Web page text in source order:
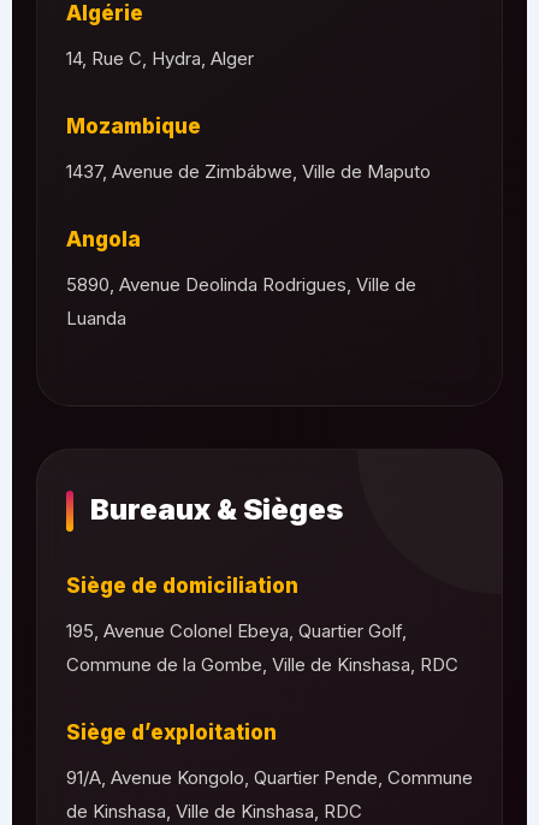
Algérie
14, Rue C, Hydra, Alger
Mozambique
1437, Avenue de Zimbábwe, Ville de Maputo
Angola
5890, Avenue Deolinda Rodrigues, Ville de
Luanda
Bureaux & Sièges
Siège de domiciliation
195, Avenue Colonel Ebeya, Quartier Golf,
Commune de la Gombe, Ville de Kinshasa, RDC
Siège d’exploitation
91/A, Avenue Kongolo, Quartier Pende, Commune
de Kinshasa, Ville de Kinshasa, RDC